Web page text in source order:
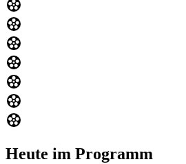
Heute im Programm